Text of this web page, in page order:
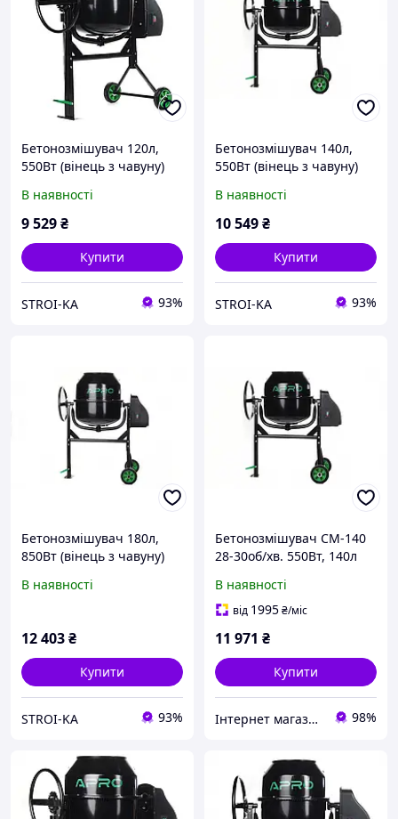
Бетонозмішувач 120л,
550Вт (вінець з чавуну)
В наявності
9 529₴
Купити
STROI-KA 93%
Бетонозмішувач 140л,
550Вт (вінець з чавуну)
В наявності
10 549₴
Купити
STROI-KA 93%
Бетонозмішувач 180л,
850Вт (вінець з чавуну)
В наявності
12 403₴
Купити
STROI-KA 93%
Бетонозмішувач СМ-140
28-30об/хв. 550Вт, 140л
В наявності
від 1995₴/міс
11 971 ₴
Купити
Інтернет магазин Scotch-Rubin 98%